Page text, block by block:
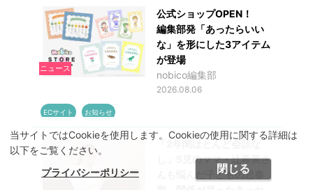
当サイトではCookieを使用します。Cookieの使用に関する詳細は
以下をご覧ください。
プライバシーポリシー
閉じる
ニュース
公式ショップOPEN！
編集部発「あったらいい
な」を形にした3アイテム
が登場
nobico編集部
2026.08.06
ECサイト お知らせ
「2年間ほとんど会話な
し」5児のママ・辻希美さ
んも悩んだ子どもの思春